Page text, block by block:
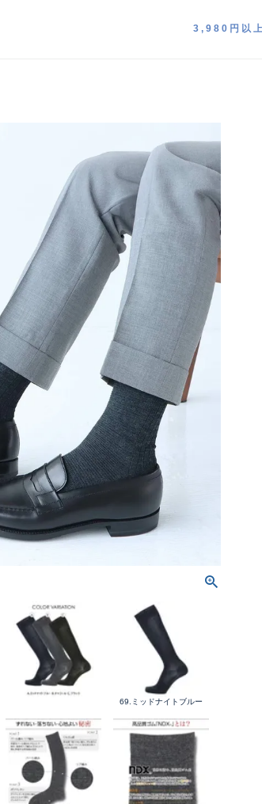
3,980円以
69.ミッドナイトブルー